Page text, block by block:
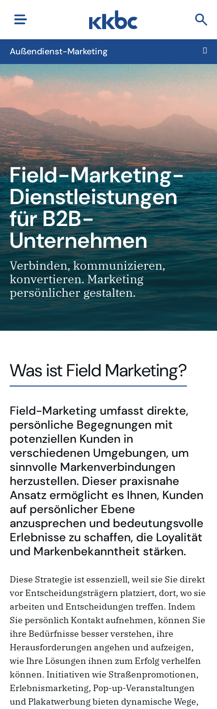
Außendienst-Marketing
Field-Marketing-
Dienstleistungen
für B2B-
Unternehmen
Verbinden, kommunizieren,
konvertieren. Marketing
persönlicher gestalten.
Was ist Field Marketing?
Field-Marketing umfasst direkte,
persönliche Begegnungen mit
potenziellen Kunden in
verschiedenen Umgebungen, um
sinnvolle Markenverbindungen
herzustellen. Dieser praxisnahe
Ansatz ermöglicht es Ihnen, Kunden
auf persönlicher Ebene
anzusprechen und bedeutungsvolle
Erlebnisse zu schaffen, die Loyalität
und Markenbekanntheit stärken.
Diese Strategie ist essenziell, weil sie Sie direkt
vor Entscheidungsträgern platziert, dort, wo sie
arbeiten und Entscheidungen treffen. Indem
Sie persönlich Kontakt aufnehmen, können Sie
ihre Bedürfnisse besser verstehen, ihre
Herausforderungen angehen und aufzeigen,
wie Ihre Lösungen ihnen zum Erfolg verhelfen
können. Initiativen wie Straßenpromotionen,
Erlebnismarketing, Pop-up-Veranstaltungen
und Plakatwerbung bieten dynamische Wege,